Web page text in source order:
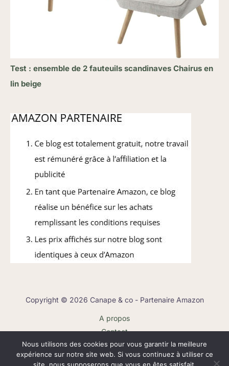
Test : ensemble de 2 fauteuils scandinaves Chairus en
lin beige
Copyright © 2026 Canape & co - Partenaire Amazon
A propos
Contact
Plan du site
Mentions légales
Nous utilisons des cookies pour vous garantir la meilleure
expérience sur notre site web. Si vous continuez à utiliser ce